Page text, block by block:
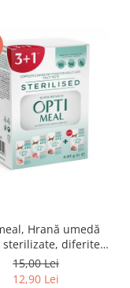
Hrană umedă
sterilizate, diferite
(3+1), 0.34kg
15,00 Lei
12,90 Lei